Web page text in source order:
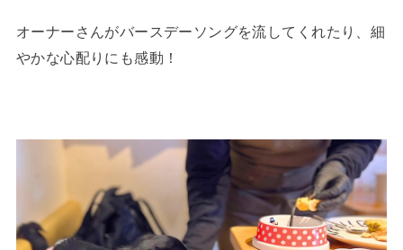
オーナーさんがバースデーソングを流してくれたり、細
やかな心配りにも感動！